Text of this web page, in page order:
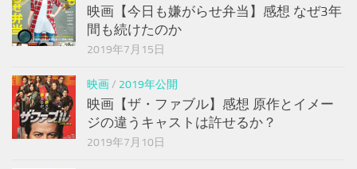
映画【今日も嫌がらせ弁当】感想 なぜ3年
間も続けたのか
2019年7月15日
映画/ 2019年公開
映画【ザ・ファブル】感想 原作とイメー
ジの違うキャストは許せるか？
2019年7月10日